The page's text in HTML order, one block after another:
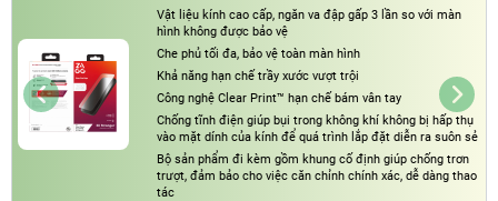
Vật liệu kính cao cấp, ngăn va đập gấp 3 lần so với màn
hình không được bảo vệ
Che phủ tối đa, bảo vệ toàn màn hình
Khả năng hạn chế trầy xước vượt trội
Công nghệ Clear Print™ hạn chế bám vân tay
Chống tĩnh điện giúp bụi trong không khí không bị hấp thụ
vào mặt dính của kính để quá trình lắp đặt diễn ra suôn sẻ
Bộ sản phẩm đi kèm gồm khung cố định giúp chống trơn
trượt, đảm bảo cho việc căn chỉnh chính xác, dễ dàng thao
tác